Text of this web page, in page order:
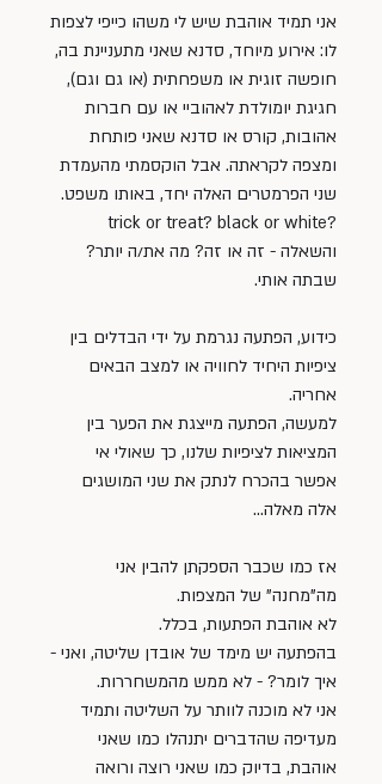
אני תמיד אוהבת שיש לי משהו כייפי לצפות
לו: אירוע מיוחד, סדנא שאני מתעניינת בה,
חופשה זוגית או משפחתית (או גם וגם),
חגיגת יומולדת לאהוביי או עם חברות
אהובות, קורס או סדנא שאני פותחת
ומצפה לקראתה. אבל הוקסמתי מהעמדת
שני הפרמטרים האלה יחד, באותו משפט.
?trick or treat? black or white
והשאלה - זה או זה? מה את/ה יותר?
שבתה אותי.
כידוע, הפתעה נגרמת על ידי הבדלים בין
ציפיות היחיד לחוויה או למצב הבאים
אחריה.
למעשה, הפתעה מייצגת את הפער בין
המציאות לציפיות שלנו, כך שאולי אי
אפשר בהכרח לנתק את שני המושגים
אלה מאלה...
אז כמו שכבר הספקתן להבין אני
מה"מחנה" של המצפות.
לא אוהבת הפתעות, בכלל.
בהפתעה יש מימד של אובדן שליטה, ואני -
איך לומר? - לא ממש מהמשחררות.
אני לא מוכנה לוותר על השליטה ותמיד
מעדיפה שהדברים יתנהלו כמו שאני
אוהבת, בדיוק כמו שאני רוצה ורואה